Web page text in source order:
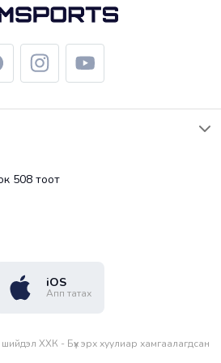
508 тоот
iOS
Апп татах
ХХК - Бүх эрх хуулиар хамгаалагдсан